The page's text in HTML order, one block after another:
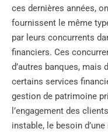
ces dernières années,
fournissent le même
par leurs concurrents
financiers. Ces
d’autres banques,
certains services
gestion de patrimoine
l’engagement des
instable, le besoin